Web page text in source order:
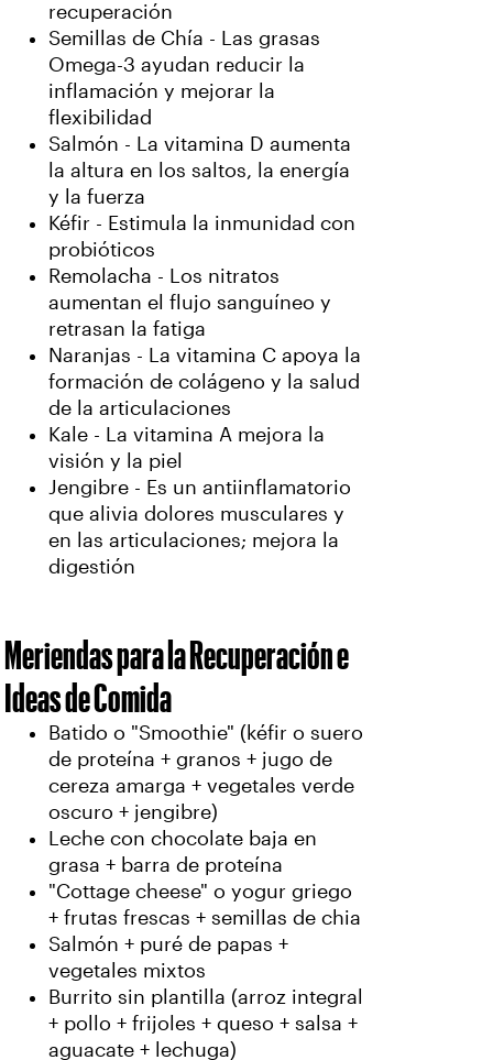
recuperación
Semillas de Chía - Las grasas
Omega-3 ayudan reducir la
inflamación y mejorar la
flexibilidad
Salmón - La vitamina D aumenta
la altura en los saltos, la energía
y la fuerza
Kéfir - Estimula la inmunidad con
probióticos
Remolacha - Los nitratos
aumentan el flujo sanguíneo y
retrasan la fatiga
Naranjas - La vitamina C apoya la
formación de colágeno y la salud
de la articulaciones
Kale - La vitamina A mejora la
visión y la piel
Jengibre - Es un antiinflamatorio
que alivia dolores musculares y
en las articulaciones; mejora la
digestión
Meriendas para la Recuperación e
Ideas de Comida
Batido o "Smoothie" (kéfir o suero
de proteína + granos + jugo de
cereza amarga + vegetales verde
oscuro + jengibre)
Leche con chocolate baja en
grasa + barra de proteína
"Cottage cheese" o yogur griego
+ frutas frescas + semillas de chia
Salmón + puré de papas +
vegetales mixtos
Burrito sin plantilla (arroz integral
+ pollo + frijoles + queso + salsa +
aguacate + lechuga)